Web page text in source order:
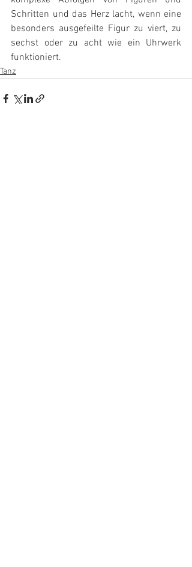
Schritten und das Herz lacht, wenn eine
besonders ausgefeilte Figur zu viert, zu
sechst oder zu acht wie ein Uhrwerk
funktioniert.
Tanz